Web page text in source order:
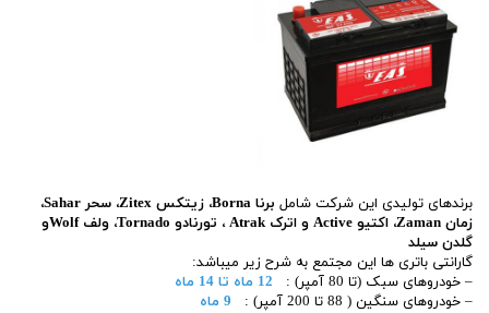
برندهای تولیدی این شرکت شامل
برنا Borna، زیتکس Zitex، سحر Sahar،
زمان Zaman، اکتیو Active و اترک Atrak ، تورنادو Tornado، ولف Wolfو
گلدن سیلد
گارانتی باتری ها این مجتمع به شرح زیر میباشد:
– خودروهای سبک (تا 80 آمپر) :
12 ماه تا 14 ماه
– خودروهای سنگین ( 88 تا 200 آمپر) :
9 ماه